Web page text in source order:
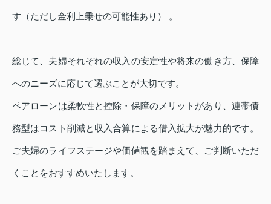
す（ただし金利上乗せの可能性あり） 。
総じて、夫婦それぞれの収入の安定性や将来の働き方、保障
へのニーズに応じて選ぶことが大切です。
ペアローンは柔軟性と控除・保障のメリットがあり、連帯債
務型はコスト削減と収入合算による借入拡大が魅力的です。
ご夫婦のライフステージや価値観を踏まえて、ご判断いただ
くことをおすすめいたします。